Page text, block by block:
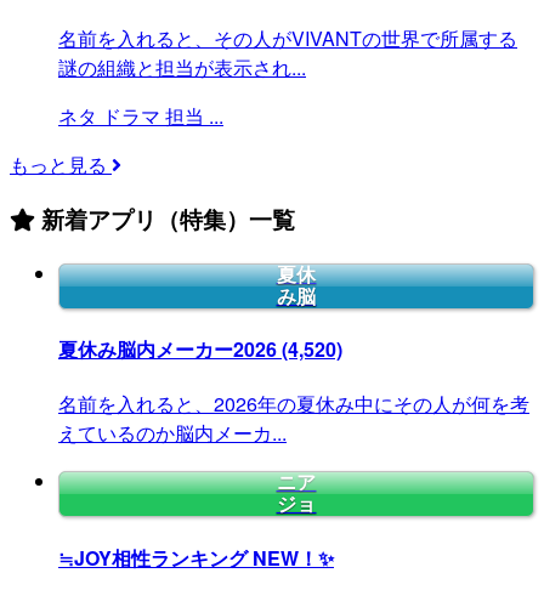
名前を入れると、その人がVIVANTの世界で所属する
謎の組織と担当が表示され...
ネタ ドラマ 担当 ...
もっと見る
新着アプリ（特集）一覧
夏休
み脳
夏休み脳内メーカー2026(4,520)
名前を入れると、2026年の夏休み中にその人が何を考
えているのか脳内メーカ...
ニア
ジョ
≒JOY相性ランキングNEW！✨